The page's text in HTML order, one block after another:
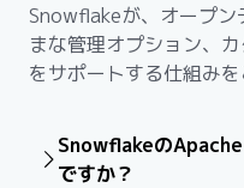
Snowflakeが、オープ
まな管理オプション、
をサポートする仕組みを
Snowflakeの
ですか？